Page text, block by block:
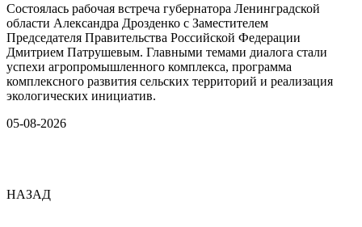
Состоялась рабочая встреча губернатора Ленинградской
области Александра Дрозденко с Заместителем
Председателя Правительства Российской Федерации
Дмитрием Патрушевым. Главными темами диалога стали
успехи агропромышленного комплекса, программа
комплексного развития сельских территорий и реализация
экологических инициатив.
05-08-2026
НАЗАД